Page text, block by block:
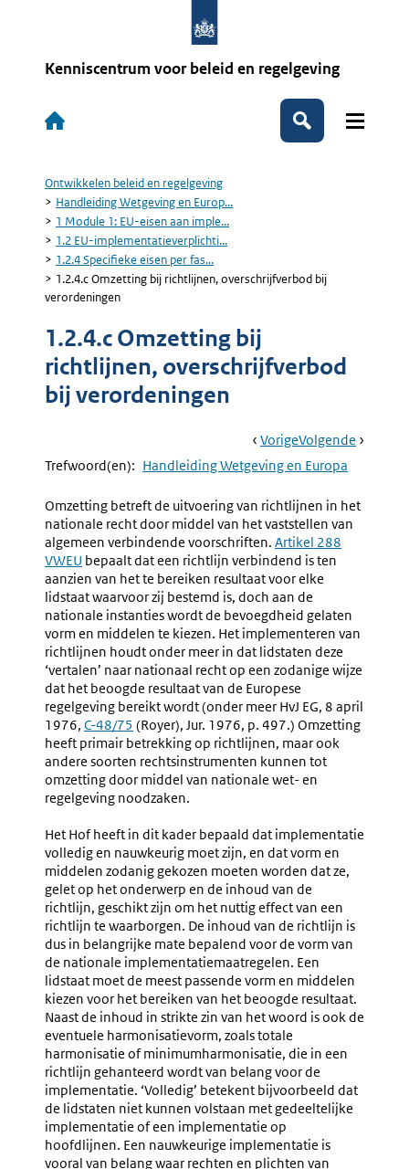
Kenniscentrum voor beleid en regelgeving
Hoofdnavigatie
Zoeken
Kruimelpad
Ontwikkelen beleid en regelgeving
Handleiding Wetgeving en Europ...
1 Module 1: EU-eisen aan imple...
1.2 EU-implementatieverplichti...
1.2.4 Specifieke eisen per fas...
1.2.4.c Omzetting bij richtlijnen, overschrijfverbod bij
verordeningen
1.2.4.c Omzetting bij
richtlijnen, overschrijfverbod
bij verordeningen
Book
Navigation
Ga
Naar
VorigePagina:
1.2.4.b
Nalaten
Contraire
Handelingen
Gedurende
De
En
Ga
Naar
Volgende Pagina:
Trefwoord(en): Handleiding Wetgeving en Europa
Omzetting betreft de uitvoering van richtlijnen in het
nationale recht door middel van het vaststellen van
algemeen verbindende voorschriften. Externe
link:
Artikel 288
VWEU bepaalt dat een richtlijn verbindend is ten
aanzien van het te bereiken resultaat voor elke
lidstaat waarvoor zij bestemd is, doch aan de
nationale instanties wordt de bevoegdheid gelaten
vorm en middelen te kiezen. Het implementeren van
richtlijnen houdt onder meer in dat lidstaten deze
‘vertalen’ naar nationaal recht op een zodanige wijze
dat het beoogde resultaat van de Europese
regelgeving bereikt wordt (onder meer HvJ EG, 8 april
1976, Externe
link:
C-48/75 (Royer), Jur. 1976, p. 497.) Omzetting
heeft primair betrekking op richtlijnen, maar ook
andere soorten rechtsinstrumenten kunnen tot
omzetting door middel van nationale wet- en
regelgeving noodzaken.
Het Hof heeft in dit kader bepaald dat implementatie
volledig en nauwkeurig moet zijn, en dat vorm en
middelen zodanig gekozen moeten worden dat ze,
gelet op het onderwerp en de inhoud van de
richtlijn, geschikt zijn om het nuttig effect van een
richtlijn te waarborgen. De inhoud van de richtlijn is
dus in belangrijke mate bepalend voor de vorm van
de nationale implementatiemaatregelen. Een
lidstaat moet de meest passende vorm en middelen
kiezen voor het bereiken van het beoogde resultaat.
Naast de inhoud in strikte zin van het woord is ook de
eventuele harmonisatievorm, zoals totale
harmonisatie of minimumharmonisatie, die in een
richtlijn gehanteerd wordt van belang voor de
implementatie. ‘Volledig’ betekent bijvoorbeeld dat
de lidstaten niet kunnen volstaan met gedeeltelijke
implementatie of een implementatie op
hoofdlijnen. Een nauwkeurige implementatie is
vooral van belang waar rechten en plichten van